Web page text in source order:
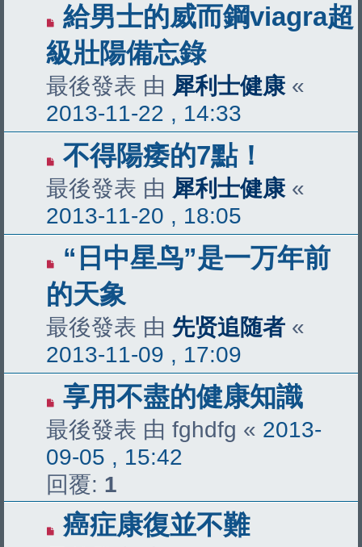
給男士的威而鋼viagra超
級壯陽備忘錄
最後發表 由 犀利士健康 «
2013-11-22 , 14:33
不得陽痿的7點！
最後發表 由 犀利士健康 «
2013-11-20 , 18:05
“日中星鸟”是一万年前
的天象
最後發表 由 先贤追随者 «
2013-11-09 , 17:09
享用不盡的健康知識
最後發表 由 fghdfg « 2013-
09-05 , 15:42
回覆: 1
癌症康復並不難